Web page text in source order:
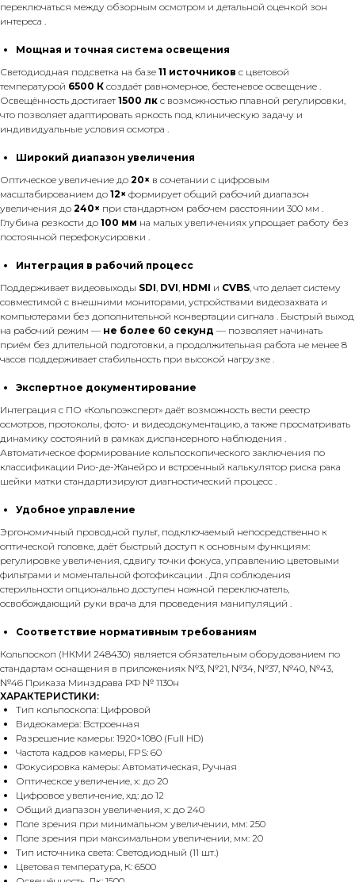
переключаться между обзорным осмотром и детальной оценкой зон
интереса .
Мощная и точная система освещения
Светодиодная подсветка на базе 11 источников с цветовой
температурой 6500 К создаёт равномерное, бестеневое освещение .
Освещённость достигает1500 лк с возможностью плавной регулировки,
что позволяет адаптировать яркость под клиническую задачу и
индивидуальные условия осмотра .
Широкий диапазон увеличения
Оптическое увеличение до 20× в сочетании с цифровым
масштабированием до 12× формирует общий рабочий диапазон
увеличения до 240× при стандартном рабочем расстоянии 300 мм .
Глубина резкости до 100 мм на малых увеличениях упрощает работу без
постоянной перефокусировки .
Интеграция в рабочий процесс
Поддерживает видеовыходы SDI, DVI, HDMI и CVBS, что делает систему
совместимой с внешними мониторами, устройствами видеозахвата и
компьютерами без дополнительной конвертации сигнала . Быстрый выход
на рабочий режим — не более 60 секунд — позволяет начинать
приём без длительной подготовки, а продолжительная работа не менее 8
часов поддерживает стабильность при высокой нагрузке .
Экспертное документирование
Интеграция с ПО «Кольпоэксперт» даёт возможность вести реестр
осмотров, протоколы, фото- и видеодокументацию, а также просматривать
динамику состояний в рамках диспансерного наблюдения .
Автоматическое формирование кольпоскопического заключения по
классификации Рио-де-Жанейро и встроенный калькулятор риска рака
шейки матки стандартизируют диагностический процесс .
Удобное управление
Эргономичный проводной пульт, подключаемый непосредственно к
оптической головке, даёт быстрый доступ к основным функциям:
регулировке увеличения, сдвигу точки фокуса, управлению цветовыми
фильтрами и моментальной фотофиксации . Для соблюдения
стерильности опционально доступен ножной переключатель,
освобождающий руки врача для проведения манипуляций .
Соответствие нормативным требованиям
Кольпоскоп (НКМИ 248430) является обязательным оборудованием по
стандартам оснащения в приложениях №3, №21, №34, №37, №40, №43,
№46 Приказа Минздрава РФ № 1130н
ХАРАКТЕРИСТИКИ:
Тип кольпоскопа: Цифровой
Видеокамера: Встроенная
Разрешение камеры: 1920×1080 (Full HD)
Частота кадров камеры, FPS: 60
Фокусировка камеры: Автоматическая, Ручная
Оптическое увеличение, х: до 20
Цифровое увеличение, хд: до 12
Общий диапазон увеличения, х: до 240
Поле зрения при минимальном увеличении, мм: 250
Поле зрения при максимальном увеличении, мм: 20
Тип источника света: Светодиодный (11 шт.)
Цветовая температура, К: 6500